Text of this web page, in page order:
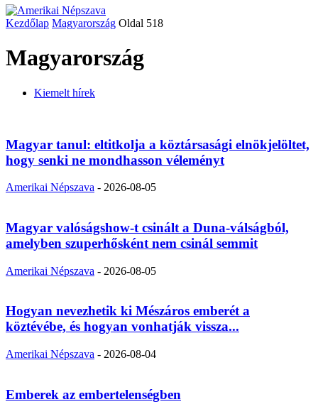
Kezdőlap Magyarország Oldal 518
Magyarország
Kiemelt hírek
Magyar tanul: eltitkolja a köztársasági elnökjelöltet,
hogy senki ne mondhasson véleményt
Amerikai Népszava - 2026-08-05
Magyar valóságshow-t csinált a Duna-válságból,
amelyben szuperhősként nem csinál semmit
Amerikai Népszava - 2026-08-05
Hogyan nevezhetik ki Mészáros emberét a
köztévébe, és hogyan vonhatják vissza...
Amerikai Népszava - 2026-08-04
Emberek az embertelenségben